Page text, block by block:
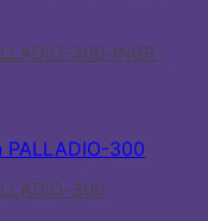
300-INGR-
300